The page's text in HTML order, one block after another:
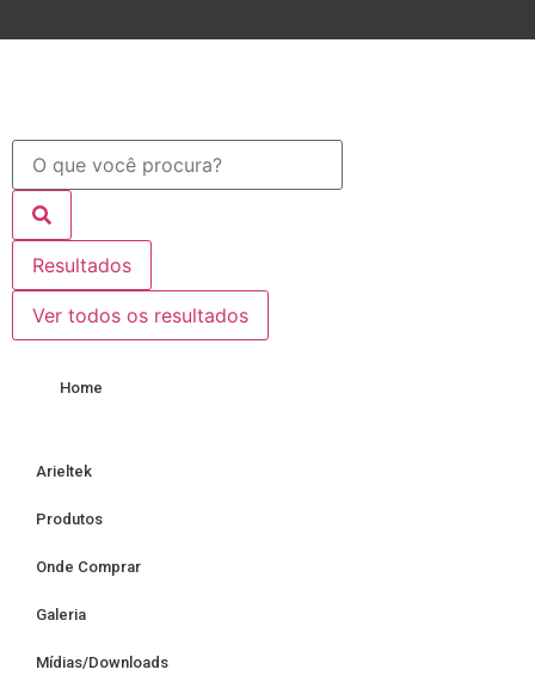
Resultados
Ver todos os resultados
Home
Arieltek
Produtos
Onde Comprar
Galeria
Mídias/Downloads